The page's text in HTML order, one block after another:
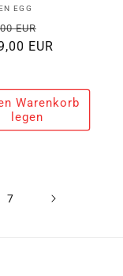
EGG
EUR
EUR
Warenkorb
legen
7